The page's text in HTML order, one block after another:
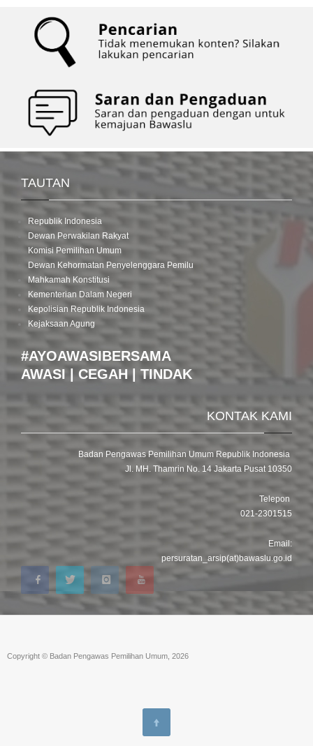
TAUTAN
Republik Indonesia
Dewan Perwakilan Rakyat
Komisi Pemilihan Umum
Dewan Kehormatan Penyelenggara Pemilu
Mahkamah Konstitusi
Kementerian Dalam Negeri
Kepolisian Republik Indonesia
Kejaksaan Agung
#AYOAWASIBERSAMA
AWASI | CEGAH | TINDAK
KONTAK KAMI
Badan Pengawas Pemilihan Umum Republik Indonesia
Jl. MH. Thamrin No. 14 Jakarta Pusat 10350
Telepon
021-2301515
Email:
persuratan_arsip(at)bawaslu.go.id
Copyright © Badan Pengawas Pemilihan Umum, 2026